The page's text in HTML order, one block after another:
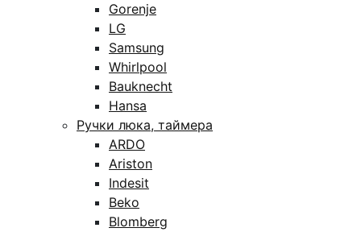
Gorenje
LG
Samsung
Whirlpool
Bauknecht
Hansa
Ручки люка, таймера
ARDO
Ariston
Indesit
Beko
Blomberg